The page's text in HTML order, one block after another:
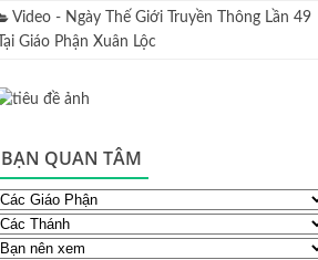
Video - Ngày Thế Giới Truyền Thông Lần 49
Tại Giáo Phận Xuân Lộc
BẠN QUAN TÂM